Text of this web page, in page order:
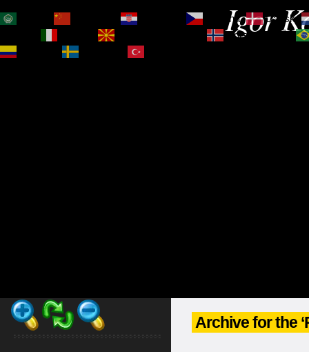
Igor
Archive for the
Čeština‎
Dansk
Norsk bokmål